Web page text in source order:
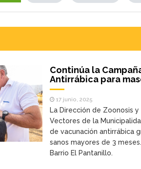
Continúa la
Antirrábica para
17 junio, 2025
La Dirección de Zoonosis
Vectores de la
de vacunación antirrábica
sanos mayores de 3
Barrio El Pantanillo.